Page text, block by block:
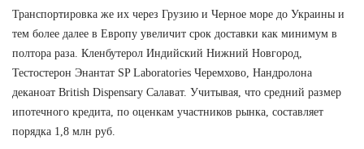
Транспортировка же их через Грузию и Черное море до Украины и
тем более далее в Европу увеличит срок доставки как минимум в
полтора раза. Кленбутерол Индийский Нижний Новгород,
Тестостерон Энантат SP Laboratories Черемхово, Нандролона
деканоат British Dispensary Салават. Учитывая, что средний размер
ипотечного кредита, по оценкам участников рынка, составляет
порядка 1,8 млн руб.